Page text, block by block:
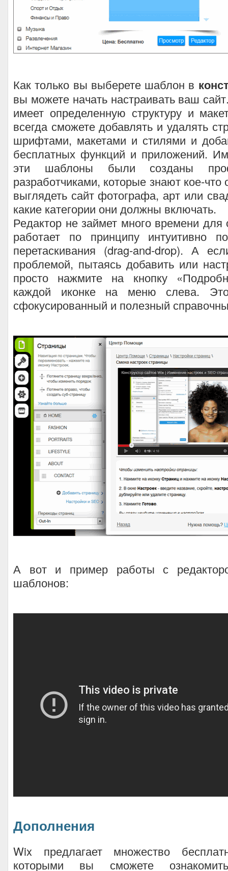
Как только вы выберете шаблон в
вы можете начать настраивать ваш
имеет определенную структуру и
всегда сможете добавлять и удалять
шрифтами, макетами и стилями и
бесплатных функций и приложений.
эти шаблоны были созданы
разработчиками, которые знают кое-
выглядеть сайт фотографа, арт или
какие категории они должны включать.
Редактор не займет много времени для
работает по принципу интуитивно
перетаскивания (drag-and-drop). А
проблемой, пытаясь добавить или
просто нажмите на кнопку
каждой иконке на меню слева.
сфокусированный и полезный
А вот и пример работы с
шаблонов:
Дополнения
Wix предлагает множество
которыми вы сможете